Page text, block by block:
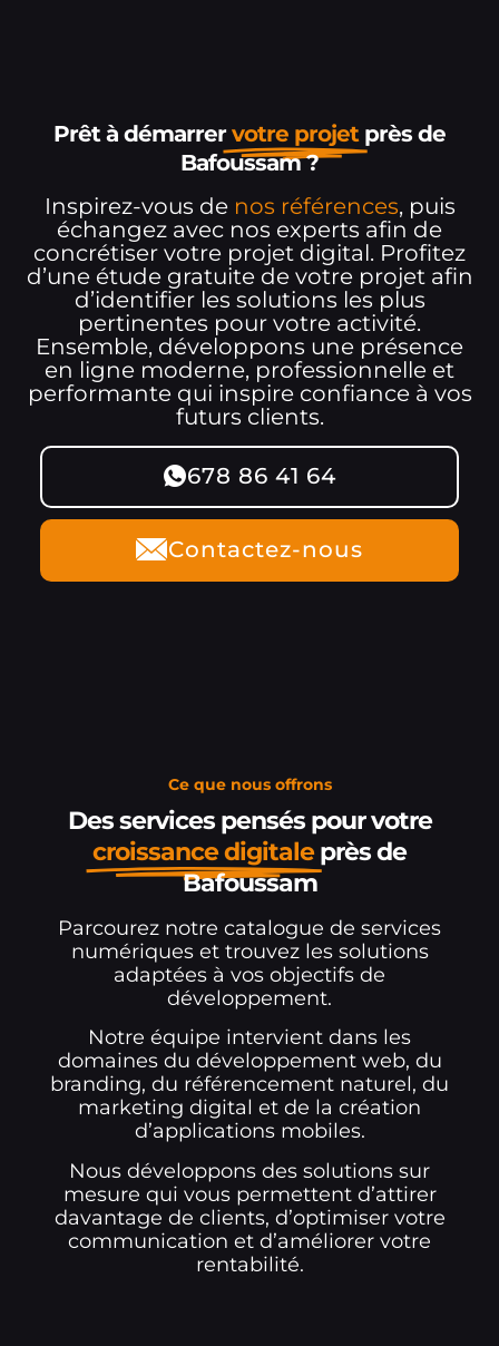
Prêt à démarrervotre projet près de
Bafoussam ?
Inspirez-vous de nos références, puis
échangez avec nos experts afin de
concrétiser votre projet digital. Profitez
d’une étude gratuite de votre projet afin
d’identifier les solutions les plus
pertinentes pour votre activité.
Ensemble, développons une présence
en ligne moderne, professionnelle et
performante qui inspire confiance à vos
futurs clients.
678 86 41 64
Contactez-nous
Ce que nous offrons
Des services pensés pour votre
croissance digitale près de
Bafoussam
Parcourez notre catalogue de services
numériques et trouvez les solutions
adaptées à vos objectifs de
développement.
Notre équipe intervient dans les
domaines du développement web, du
branding, du référencement naturel, du
marketing digital et de la création
d’applications mobiles.
Nous développons des solutions sur
mesure qui vous permettent d’attirer
davantage de clients, d’optimiser votre
communication et d’améliorer votre
rentabilité.